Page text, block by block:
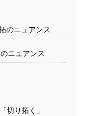
のニュアンス
ニュアンス
切り拓く」